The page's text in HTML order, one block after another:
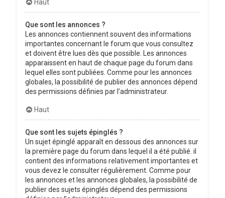
Haut
Que sont les annonces ?
Les annonces contiennent souvent des informations
importantes concernant le forum que vous consultez
et doivent être lues dès que possible. Les annonces
apparaissent en haut de chaque page du forum dans
lequel elles sont publiées. Comme pour les annonces
globales, la possibilité de publier des annonces dépend
des permissions définies par l’administrateur.
Haut
Que sont les sujets épinglés ?
Un sujet épinglé apparaît en dessous des annonces sur
la première page du forum dans lequel il a été publié. il
contient des informations relativement importantes et
vous devez le consulter régulièrement. Comme pour
les annonces et les annonces globales, la possibilité de
publier des sujets épinglés dépend des permissions